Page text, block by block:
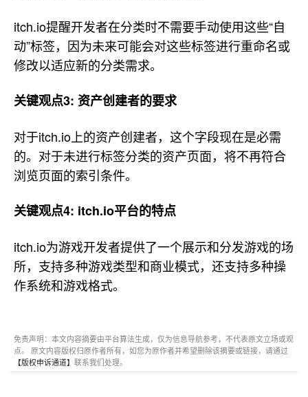
itch.io提醒开发者在分类时不需要手动使用这些“自
动”标签，因为未来可能会对这些标签进行重命名或
修改以适应新的分类需求。
关键观点3: 资产创建者的要求
对于itch.io上的资产创建者，这个字段现在是必需
的。对于未进行标签分类的资产页面，将不再符合
浏览页面的索引条件。
关键观点4: itch.io平台的特点
itch.io为游戏开发者提供了一个展示和分发游戏的场
所，支持多种游戏类型和商业模式，还支持多种操
作系统和游戏格式。
免责声明：本文内容摘要由平台算法生成，仅为信息导航参考，不代表原文立场或观
点。 原文内容版权归原作者所有，如您为原作者并希望删除该摘要或链接，请通过
【版权申诉通道】 联系我们处理。